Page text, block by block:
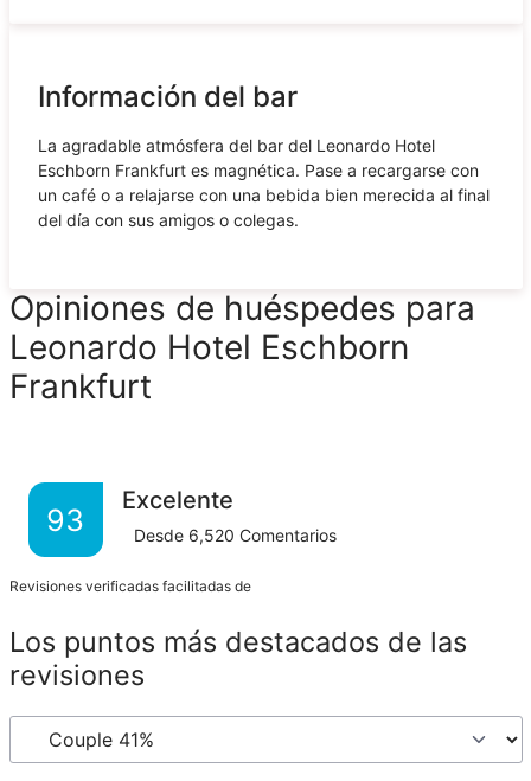
Información del bar
La agradable atmósfera del bar del Leonardo Hotel
Eschborn Frankfurt es magnética. Pase a recargarse con
un café o a relajarse con una bebida bien merecida al final
del día con sus amigos o colegas.
Opiniones de huéspedes para
Leonardo Hotel Eschborn
Frankfurt
93
Excelente
Desde 6,520 Comentarios
Revisiones verificadas facilitadas de
Los puntos más destacados de las
revisiones